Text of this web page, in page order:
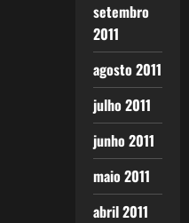
setembro
2011
agosto 2011
julho 2011
junho 2011
maio 2011
abril 2011